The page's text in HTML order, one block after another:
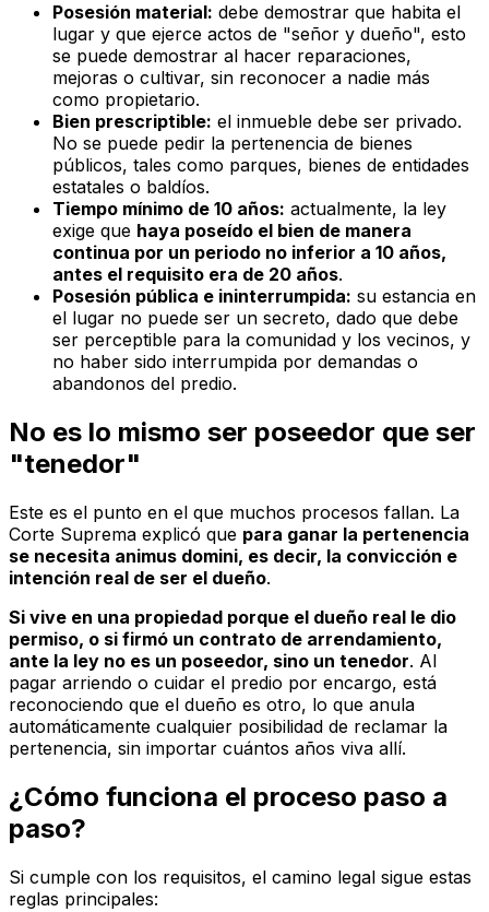
Posesión material: debe demostrar que habita el
lugar y que ejerce actos de "señor y dueño", esto
se puede demostrar al hacer reparaciones,
mejoras o cultivar, sin reconocer a nadie más
como propietario.
Bien prescriptible: el inmueble debe ser privado.
No se puede pedir la pertenencia de bienes
públicos, tales como parques, bienes de entidades
estatales o baldíos.
Tiempo mínimo de 10 años: actualmente, la ley
exige que haya poseído el bien de manera
continua por un periodo no inferior a 10 años,
antes el requisito era de 20 años.
Posesión pública e ininterrumpida: su estancia en
el lugar no puede ser un secreto, dado que debe
ser perceptible para la comunidad y los vecinos, y
no haber sido interrumpida por demandas o
abandonos del predio.
No es lo mismo ser poseedor que ser
"tenedor"
Este es el punto en el que muchos procesos fallan. La
Corte Suprema explicó que para ganar la pertenencia
se necesita animus domini, es decir, la convicción e
intención real de ser el dueño.
Si vive en una propiedad porque el dueño real le dio
permiso, o si firmó un contrato de arrendamiento,
ante la ley no es un poseedor, sino un tenedor. Al
pagar arriendo o cuidar el predio por encargo, está
reconociendo que el dueño es otro, lo que anula
automáticamente cualquier posibilidad de reclamar la
pertenencia, sin importar cuántos años viva allí.
¿Cómo funciona el proceso paso a
paso?
Si cumple con los requisitos, el camino legal sigue estas
reglas principales: